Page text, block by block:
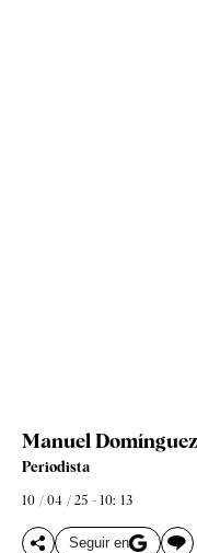
Manuel Domínguez
Periodista
10 / 04 / 25 - 10: 13
Seguir en